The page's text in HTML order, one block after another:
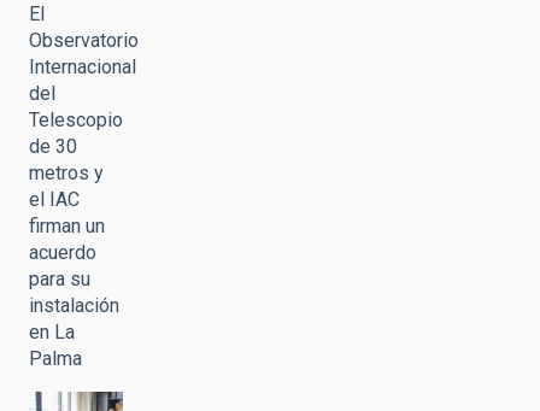
El
Observatorio
Internacional
del
Telescopio
de 30
metros y
el IAC
firman un
acuerdo
para su
instalación
en La
Palma